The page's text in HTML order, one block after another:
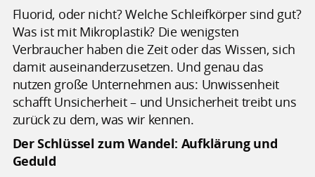
Fluorid, oder nicht? Welche Schleifkörper sind gut?
Was ist mit Mikroplastik? Die wenigsten
Verbraucher haben die Zeit oder das Wissen, sich
damit auseinanderzusetzen. Und genau das
nutzen große Unternehmen aus: Unwissenheit
schafft Unsicherheit – und Unsicherheit treibt uns
zurück zu dem, was wir kennen.
Der Schlüssel zum Wandel: Aufklärung und
Geduld